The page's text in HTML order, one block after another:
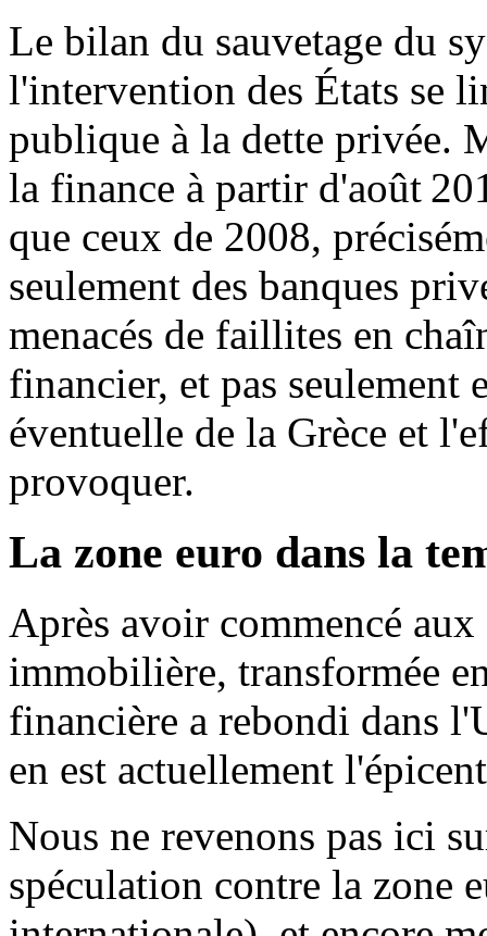
Le bilan du sauvetage du
l'intervention des États se
publique à la dette privée.
la finance à partir d'août
que ceux de 2008,
seulement des banques
menacés de faillites en
financier, et pas seulement
éventuelle de la Grèce et
provoquer.
La zone euro dans la
Après avoir commencé
immobilière, transformée
financière a rebondi dans
en est actuellement
Nous ne revenons pas ici
spéculation contre la zone